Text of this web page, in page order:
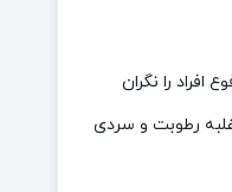
را نگران
رطوبت و سردی